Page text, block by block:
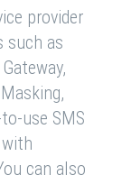
provider
such as
use SMS
can also